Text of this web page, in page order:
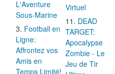
L'Aventure
Sous-Marine
Football en
Ligne:
Affrontez vos
Amis en
Temps Limité!
Virtuel
DEAD
TARGET:
Apocalypse
Zombie - Le
Jeu de Tir